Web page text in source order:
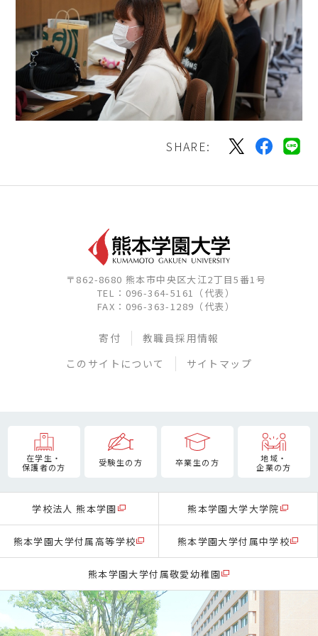
SHARE:
〒862-8680 熊本市中央区大江2丁目5番1号
TEL：096-364-5161（代表）
FAX：096-363-1289（代表）
寄付
教職員採用情報
このサイトについて
サイトマップ
在学生・
保護者の方
受験生の方 卒業生の方
地域・
企業の方
学校法人 熊本学園 熊本学園大学大学院
熊本学園大学付属高等学校 熊本学園大学付属中学校
熊本学園大学付属敬愛幼稚園